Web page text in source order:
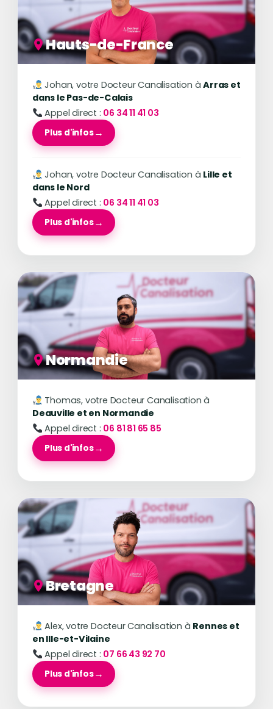
Hauts-de-France
Johan, votre Docteur Canalisation àArras et
dans le Pas-de-Calais
Appel direct : 06 34 11 41 03
Plus d'infos
Johan, votre Docteur Canalisation à Lille et
dans le Nord
Appel direct : 06 34 11 41 03
Plus d'infos
Normandie
Thomas, votre Docteur Canalisation à
Deauville et en Normandie
Appel direct : 06 81 81 65 85
Plus d'infos
Bretagne
Alex, votre Docteur Canalisation à Rennes et
en Ille-et-Vilaine
Appel direct : 07 66 43 92 70
Plus d'infos